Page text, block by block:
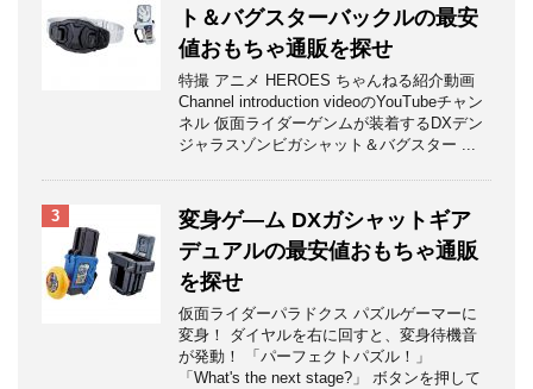
ト＆バグスターバックルの最安
値おもちゃ通販を探せ
特撮 アニメ HEROES ちゃんねる紹介動画
Channel introduction videoのYouTubeチャン
ネル 仮面ライダーゲンムが装着するDXデン
ジャラスゾンビガシャット＆バグスター ...
3
変身ゲ―ム DXガシャットギア
デュアルの最安値おもちゃ通販
を探せ
仮面ライダーパラドクス パズルゲーマーに
変身！ ダイヤルを右に回すと、変身待機音
が発動！ 「パーフェクトパズル！」
「What's the next stage?」 ボタンを押して